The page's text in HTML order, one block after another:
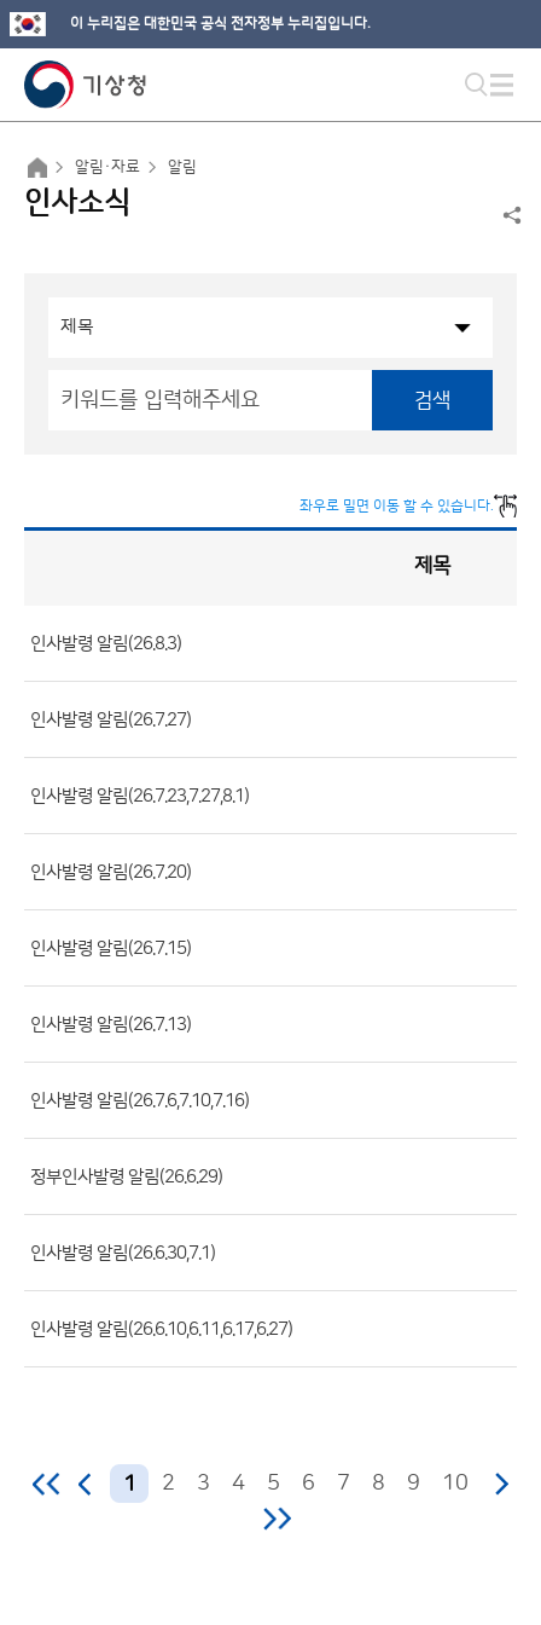
이 누리집은 대한민국 공식 전자정부 누리집입니다.
알림·자료 알림
인사소식
검색
좌우로 밀면 이동 할 수 있습니다.
목
록
제
목,
등
부
파
일,
회
수)
제목
인사발령 알림(26.8.3)
인사발령 알림(26.7.27)
인사발령 알림(26.7.23,7.27,8.1)
인사발령 알림(26.7.20)
인사발령 알림(26.7.15)
인사발령 알림(26.7.13)
인사발령 알림(26.7.6,7.10,7.16)
정부인사발령 알림(26.6.29)
인사발령 알림(26.6.30,7.1)
인사발령 알림(26.6.10,6.11,6.17,6.27)
1 2 3 4 5 6 7 8 9 10